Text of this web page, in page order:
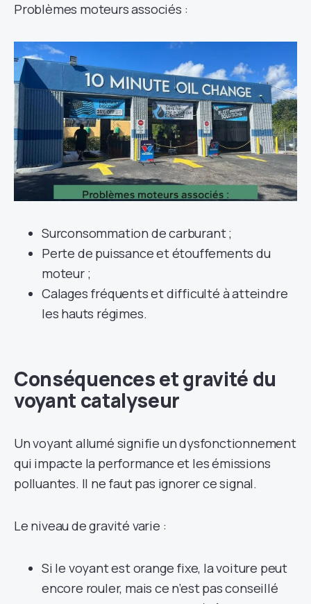
Problèmes moteurs associés :
Surconsommation de carburant ;
Perte de puissance et étouffements du
moteur ;
Calages fréquents et difficulté à atteindre
les hauts régimes.
Conséquences et gravité du
voyant catalyseur
Un voyant allumé signifie un dysfonctionnement
qui impacte la performance et les émissions
polluantes. Il ne faut pas ignorer ce signal.
Le niveau de gravité varie :
Si le voyant est orange fixe, la voiture peut
encore rouler, mais ce n’est pas conseillé